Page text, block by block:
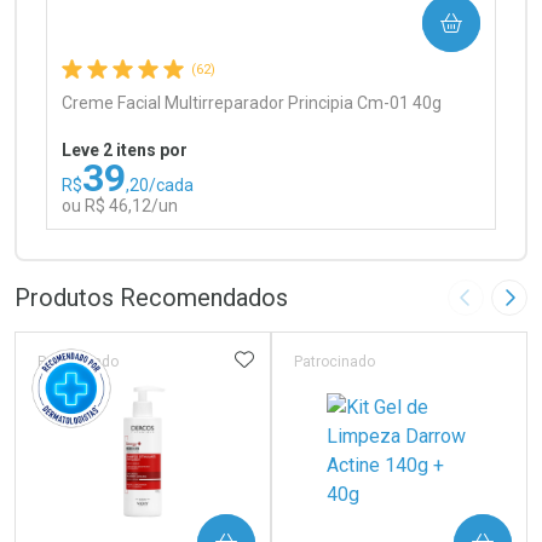
(62)
Creme Facial Multirreparador Principia Cm-01 40g
Leve 2 itens por
R$39,20/cada
ou R$ 46,12/un
COMPRAR
Laboratório
Ativar Desconto
Por Menos
Produtos Recomendados Imagem
Patrocinado ADICIONAR AOS FAVORITOS
Patrocinado